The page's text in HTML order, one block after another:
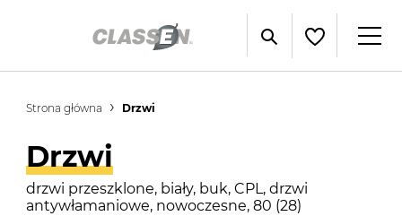
Strona główna Drzwi
Drzwi
drzwi przeszklone, biały, buk, CPL, drzwi
antywłamaniowe, nowoczesne, 80 (28)